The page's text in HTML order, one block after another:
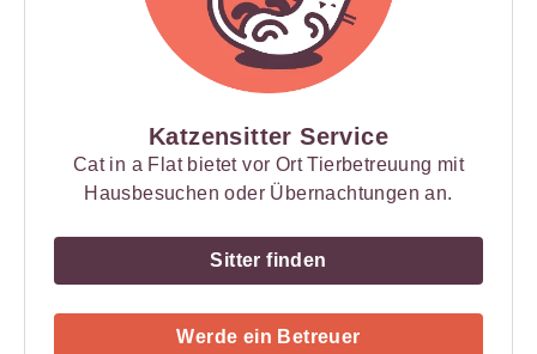
Katzensitter Service
Cat in a Flat bietet vor Ort Tierbetreuung mit
Hausbesuchen oder Übernachtungen an.
Sitter finden
Werde ein Betreuer